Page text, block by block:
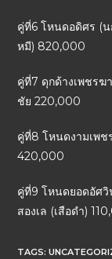
คู่ที่6 โหนดอดิศร (น
หมี) 820,000
คู่ที่7 ดุกด้างเพชรฆ
ชัย 220,000
คู่ที่8 โหนดงามเพช
420,000
คู่ที่9 โหนดยอดอัศ
สองเล (เสือดำ)
TAGS: